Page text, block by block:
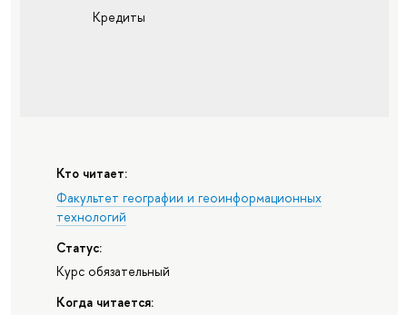
Кредиты
Кто читает:
Факультет географии и геоинформационных
технологий
Статус:
Курс обязательный
Когда читается: